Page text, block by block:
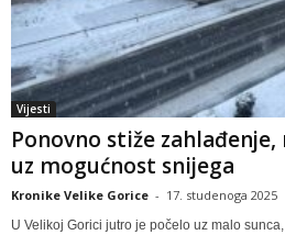
Vijesti
Ponovno stiže
uz mogućnost snijega
Kronike Velike Gorice - 17. studenoga 2025
U Velikoj Gorici jutro je počelo uz malo